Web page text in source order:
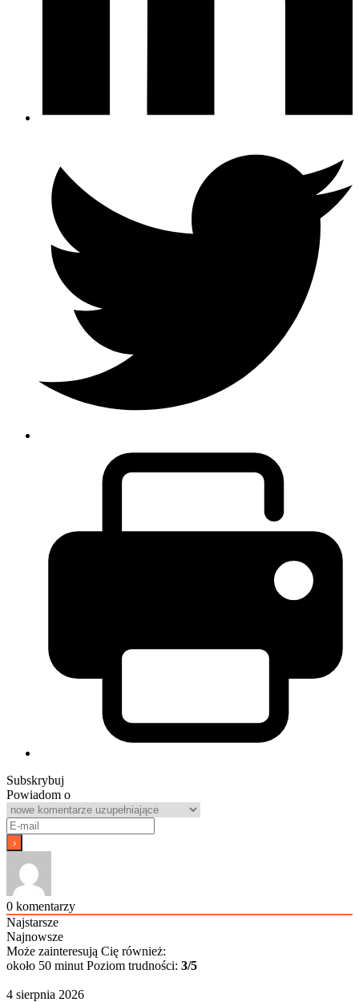
Subskrybuj
Powiadom o
0 komentarzy
Najstarsze
Najnowsze
Może zainteresują Cię również:
około 50 minut Poziom trudności: 3/5
4 sierpnia 2026